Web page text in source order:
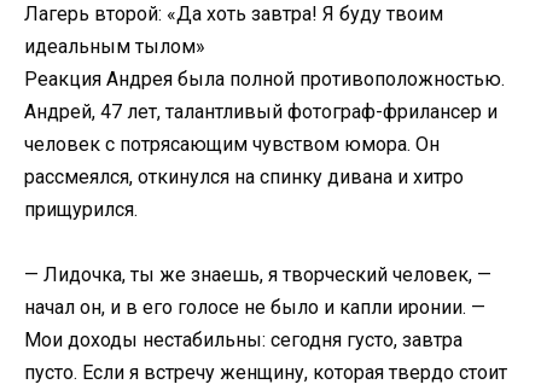
Лагерь второй: «Да хоть завтра! Я буду твоим
идеальным тылом»
Реакция Андрея была полной противоположностью.
Андрей, 47 лет, талантливый фотограф-фрилансер и
человек с потрясающим чувством юмора. Он
рассмеялся, откинулся на спинку дивана и хитро
прищурился.
— Лидочка, ты же знаешь, я творческий человек, —
начал он, и в его голосе не было и капли иронии. —
Мои доходы нестабильны: сегодня густо, завтра
пусто. Если я встречу женщину, которая твердо стоит